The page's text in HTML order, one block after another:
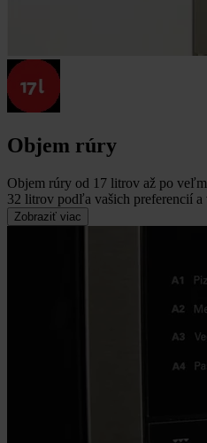
Objem rúry
Objem rúry od 17 litrov až po
32 litrov podľa vašich preferencií a
Zobraziť viac